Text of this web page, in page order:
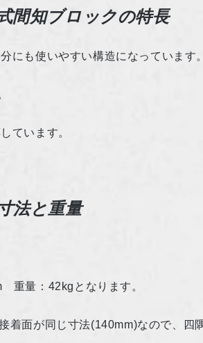
間知ブロックの特長
にも使いやすい構造になっています
ています。
法と重量
重量： 42kg となります。
着面が同じ寸法(140mm)なので、四